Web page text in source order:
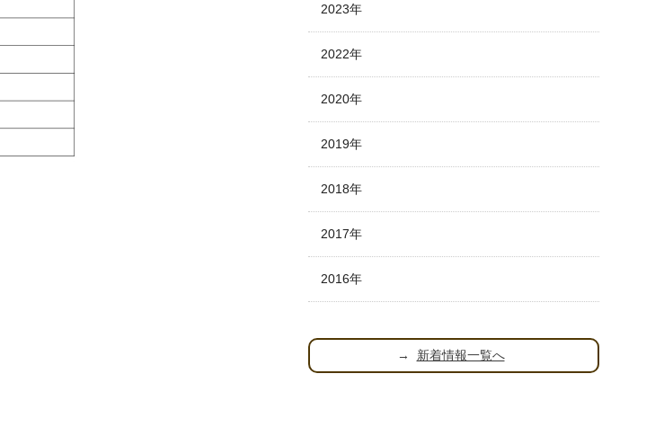
2023年
2022年
2020年
2019年
2018年
2017年
2016年
新着情報一覧へ